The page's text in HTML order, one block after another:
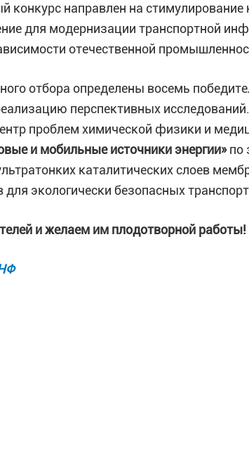
конкурс направлен на
для модернизации транспортной
отечественной
отбора определены восемь
перспективных
проблем химической физики и
и мобильные источники энергии»по
каталитических слоев
экологически безопасных
и желаем им плодотворной работы!